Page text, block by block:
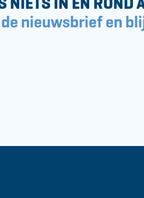
nieuwsbrief en